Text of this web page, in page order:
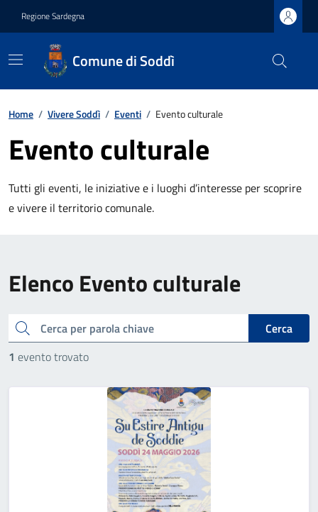
Regione Sardegna
Comune di Soddì
Home / Vivere Soddì / Eventi / Evento culturale
Evento culturale
Tutti gli eventi, le iniziative e i luoghi d’interesse per scoprire
e vivere il territorio comunale.
Elenco Evento culturale
cerca
Cerca
1 evento trovato